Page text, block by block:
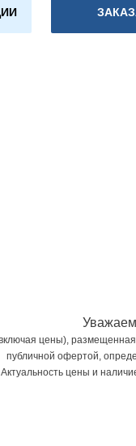
цены), размещенная
публичной офертой,
Актуальность цены и